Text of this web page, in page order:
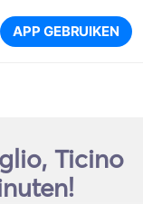
APP GEBRUIKEN
Ticino